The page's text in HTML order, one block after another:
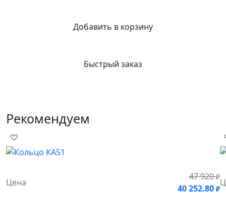
Добавить в корзину
Быстрый заказ
Рекомендуем
Цена
47 920₽
40 252.80 ₽